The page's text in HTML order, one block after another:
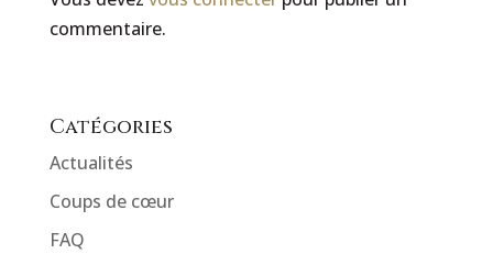
commentaire.
Catégories
Actualités
Coups de cœur
FAQ